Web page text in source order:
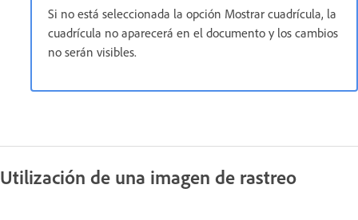
Si no está seleccionada la opción Mostrar cuadrícula, la
cuadrícula no aparecerá en el documento y los cambios
no serán visibles.
Utilización de una imagen de rastreo